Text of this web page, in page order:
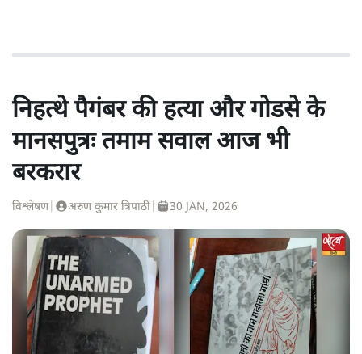
निहत्थे पैगंबर की हत्या और गोडसे के
मानसपुत्रः तमाम सवाल आज भी
बरकरार
विश्लेषण| अरुण कुमार त्रिपाठी 30 JAN, 2026